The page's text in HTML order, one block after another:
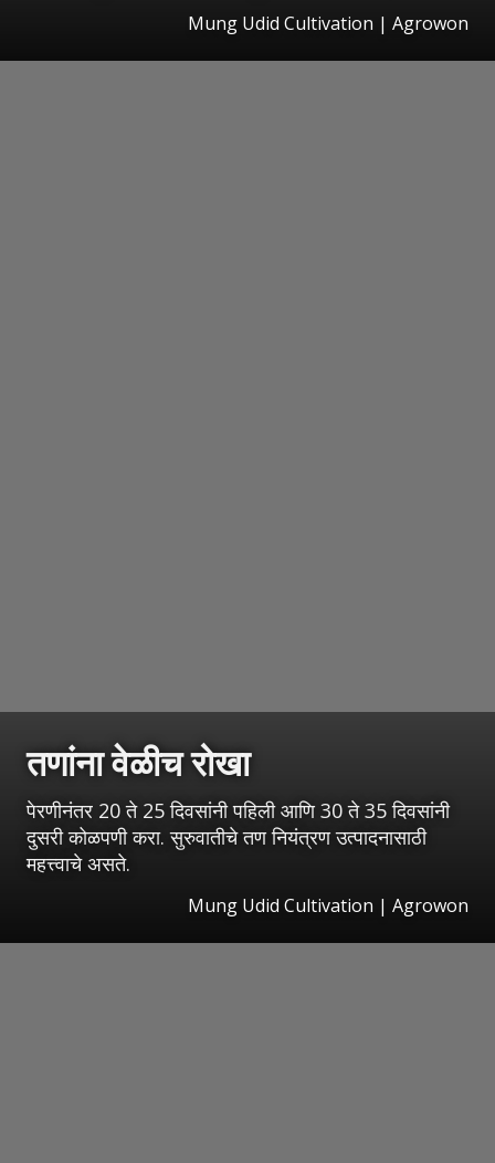
Mung Udid Cultivation | Agrowon
तणांना वेळीच रोखा
पेरणीनंतर 20 ते 25 दिवसांनी पहिली आणि 30 ते 35 दिवसांनी
दुसरी कोळपणी करा. सुरुवातीचे तण नियंत्रण उत्पादनासाठी
महत्त्वाचे असते.
Mung Udid Cultivation | Agrowon